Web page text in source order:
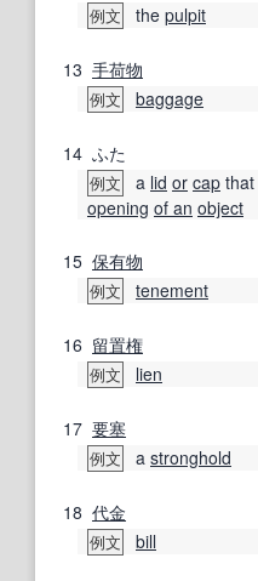
例文 the pulpit
13 手荷物
例文 baggage
14 ふた
例文 a lid or cap that
opening of an object
15 保有物
例文 tenement
16 留置権
例文 lien
17 要塞
例文 a stronghold
18 代金
例文 bill